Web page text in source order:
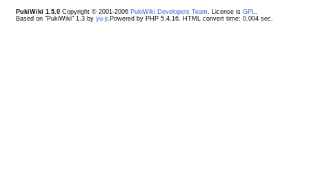
PukiWiki 1.5.0Copyright © 2001-2006 PukiWiki Developers Team . License is GPL
Based on "PukiWiki" 1.3 by yu-ji.Powered by PHP 5.4.16. HTML convert time: 0.004 sec.